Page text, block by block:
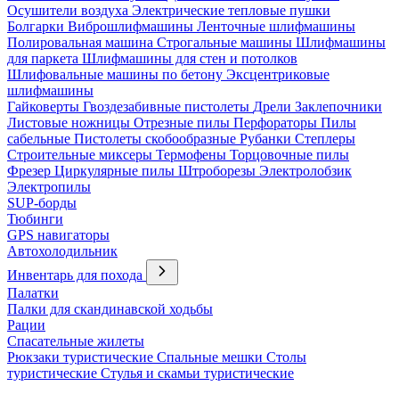
Осушители воздуха Электрические тепловые пушки
Болгарки Виброшлифмашины Ленточные шлифмашины
Полировальная машина Строгальные машины Шлифмашины
для паркета Шлифмашины для стен и потолков
Шлифовальные машины по бетону Эксцентриковые
шлифмашины
Гайковерты Гвоздезабивные пистолеты Дрели Заклепочники
Листовые ножницы Отрезные пилы Перфораторы Пилы
сабельные Пистолеты скобообразные Рубанки Степлеры
Строительные миксеры Термофены Торцовочные пилы
Фрезер Циркулярные пилы Штроборезы Электролобзик
Электропилы
SUP-борды
Тюбинги
GPS навигаторы
Автохолодильник
Инвентарь для похода
Палатки
Палки для скандинавской ходьбы
Рации
Спасательные жилеты
Рюкзаки туристические Спальные мешки Столы
туристические Стулья и скамьи туристические